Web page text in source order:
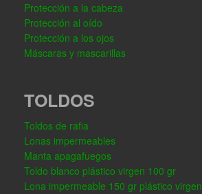
Protección a la cabeza
Protección al oído
Protección a los ojos
Máscaras y mascarillas
TOLDOS
Toldos de rafia
Lonas impermeables
Manta apagafuegos
Toldo blanco plástico virgen 100 gr
Lona impermeable 150 gr plástico virgen